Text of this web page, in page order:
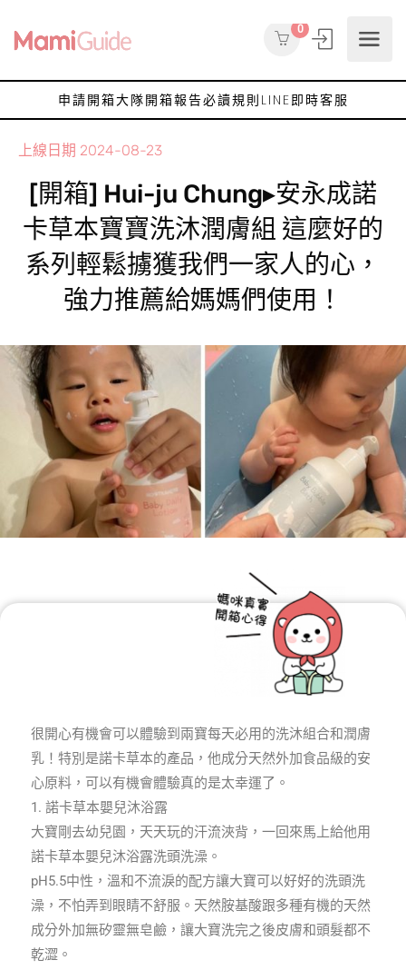
0
申請開箱大隊開箱報告必讀規則 LINE即時客服
上線日期 2024-08-23
[開箱] Hui-ju Chung▸安永成諾
卡草本寶寶洗沐潤膚組 這麼好的
系列輕鬆擄獲我們一家人的心，
強力推薦給媽媽們使用！
很開心有機會可以體驗到兩寶每天必用的洗沐組合和潤膚
乳！特別是諾卡草本的產品，他成分天然外加食品級的安
心原料，可以有機會體驗真的是太幸運了。
1. 諾卡草本嬰兒沐浴露
大寶剛去幼兒園，天天玩的汗流浹背，一回來馬上給他用
諾卡草本嬰兒沐浴露洗頭洗澡。
pH5.5中性，溫和不流淚的配方讓大寶可以好好的洗頭洗
澡，不怕弄到眼睛不舒服。天然胺基酸跟多種有機的天然
成分外加無矽靈無皂鹼，讓大寶洗完之後皮膚和頭髮都不
乾澀。